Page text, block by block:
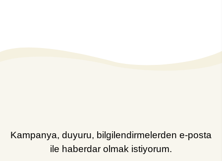
Kampanya, duyuru, bilgilendirmelerden e-posta
ile haberdar olmak istiyorum.